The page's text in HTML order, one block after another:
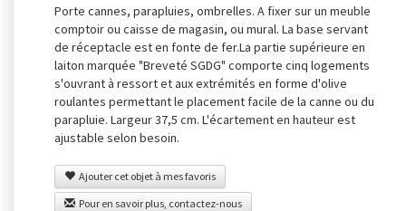
Porte cannes, parapluies, ombrelles. A fixer sur un meuble
comptoir ou caisse de magasin, ou mural. La base servant
de réceptacle est en fonte de fer.La partie supérieure en
laiton marquée "Breveté SGDG" comporte cinq logements
s'ouvrant à ressort et aux extrémités en forme d'olive
roulantes permettant le placement facile de la canne ou du
parapluie. Largeur 37,5 cm. L'écartement en hauteur est
ajustable selon besoin.
Ajouter cet objet à mes favoris
Pour en savoir plus, contactez-nous